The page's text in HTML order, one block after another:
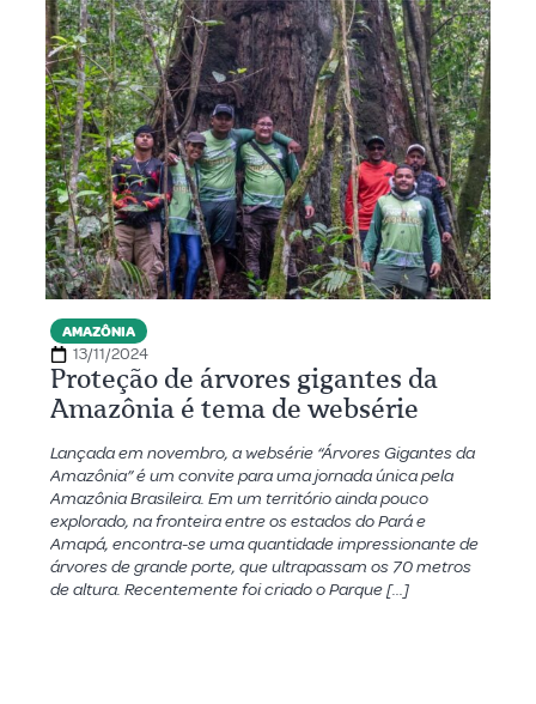
AMAZÔNIA
13/11/2024
Proteção de árvores gigantes da
Amazônia é tema de websérie
Lançada em novembro, a websérie “Árvores Gigantes da
Amazônia” é um convite para uma jornada única pela
Amazônia Brasileira. Em um território ainda pouco
explorado, na fronteira entre os estados do Pará e
Amapá, encontra-se uma quantidade impressionante de
árvores de grande porte, que ultrapassam os 70 metros
de altura. Recentemente foi criado o Parque […]